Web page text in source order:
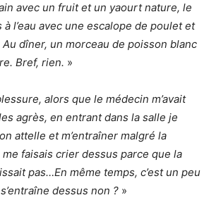
avec un fruit et un yaourt nature, le
l’eau avec une escalope de poulet et
dîner, un morceau de poisson blanc
Bref, rien. »
alors que le médecin m’avait
agrès, en entrant dans la salle je
attelle et m’entraîner malgré la
faisais crier dessus parce que la
pas…En même temps, c’est un peu
dessus non ? »